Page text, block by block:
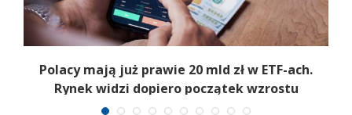
Polacy mają już prawie 20 mld zł w ETF-ach.
Rynek widzi dopiero początek wzrostu